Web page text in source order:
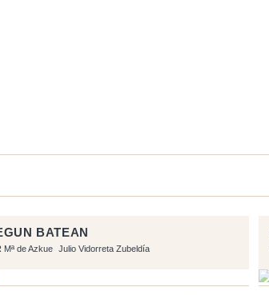
BATEAN
Mª de Azkue Julio Vidorreta Zubeldía